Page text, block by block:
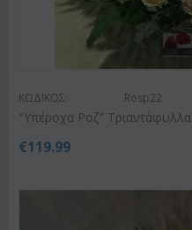
ΚΩΔΙΚΟΣ: Rosp22
"Υπέροχα Ροζ" Τριαντάφυλλα
€119.99